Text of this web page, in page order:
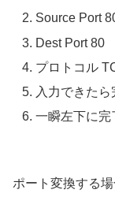
Source Port
Dest Port 80
プロトコル
入力できたら
一瞬左下に完
ポート変換する